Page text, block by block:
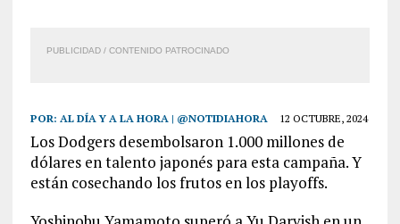
PUBLICIDAD / CONTENIDO PATROCINADO
POR: AL DÍA Y A LA HORA | @NOTIDIAHORA 12 OCTUBRE, 2024
Los Dodgers desembolsaron 1.000 millones de
dólares en talento japonés para esta campaña. Y
están cosechando los frutos en los playoffs.